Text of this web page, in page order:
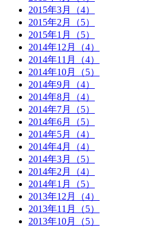
2015年3月（4）
2015年2月（5）
2015年1月（5）
2014年12月（4）
2014年11月（4）
2014年10月（5）
2014年9月（4）
2014年8月（4）
2014年7月（5）
2014年6月（5）
2014年5月（4）
2014年4月（4）
2014年3月（5）
2014年2月（4）
2014年1月（5）
2013年12月（4）
2013年11月（5）
2013年10月（5）